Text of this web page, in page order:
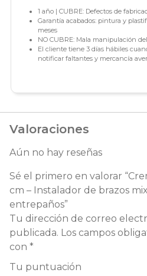
1 año | CUBRE: Defectos de
Garantía acabados: pintura y
meses
NO CUBRE: Mala manipulación
El cliente tiene 3 días hábiles
notificar faltantes y mercancía
Valoraciones
Aún no hay reseñas
Sé el primero en valorar
cm – Instalador de brazos
entrepaños”
Tu dirección de correo
publicada. Los campos
con *
Tu puntuación